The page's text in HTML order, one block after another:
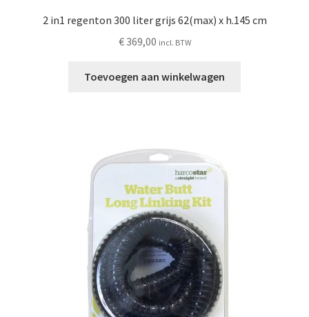
2 in1 regenton 300 liter grijs 62(max) x h.145 cm
€369,00 incl. BTW
Toevoegen aan winkelwagen